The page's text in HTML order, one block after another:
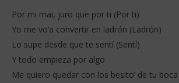
Ozuna ft Beéle – Pikito (Letra/Lyrics)
Por mi mai, juro que por ti (Por ti)
Yo me vo’a convertir en ladrón (Ladrón)
Lo supe desde que te sentí (Sentí)
Y todo empieza por algo
Me quiero quedar con los besito’ de tu